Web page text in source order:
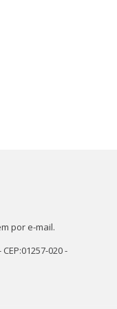
por e-mail.
020 -